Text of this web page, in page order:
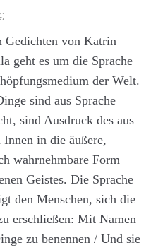
Gedichten von Katrin
geht es um die Sprache
der Welt.
sind aus Sprache
sind Ausdruck des aus
Innen in die äußere,
wahrnehmbare Form
Geistes. Die Sprache
den Menschen, sich die
erschließen: Mit Namen
zu benennen / Und sie